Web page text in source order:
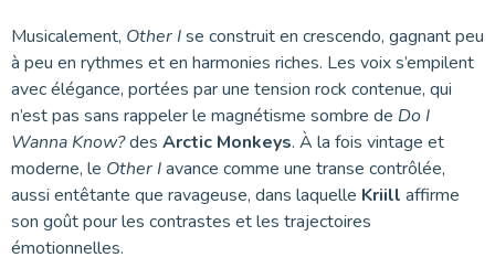
Musicalement, Other Ise construit en crescendo, gagnant peu
à peu en rythmes et en harmonies riches. Les voix s’empilent
avec élégance, portées par une tension rock contenue, qui
n’est pas sans rappeler le magnétisme sombre de Do I
Wanna Know?des Arctic Monkeys. À la fois vintage et
moderne, le Other Iavance comme une transe contrôlée,
aussi entêtante que ravageuse, dans laquelle Kriill affirme
son goût pour les contrastes et les trajectoires
émotionnelles.